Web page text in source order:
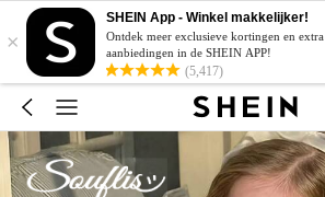
×
SHEIN App - Winkel makkelijker!
Ontdek meer exclusieve kortingen en extra
aanbiedingen in de SHEIN APP!
(5,417)